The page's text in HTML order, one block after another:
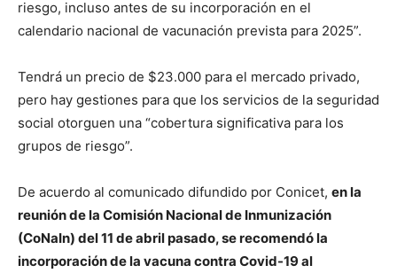
riesgo, incluso antes de su incorporación en el
calendario nacional de vacunación prevista para 2025”.
Tendrá un precio de $23.000 para el mercado privado,
pero hay gestiones para que los servicios de la seguridad
social otorguen una “cobertura significativa para los
grupos de riesgo”.
De acuerdo al comunicado difundido por Conicet, en la
reunión de la Comisión Nacional de Inmunización
(CoNaIn) del 11 de abril pasado, se recomendó la
incorporación de la vacuna contra Covid-19 al